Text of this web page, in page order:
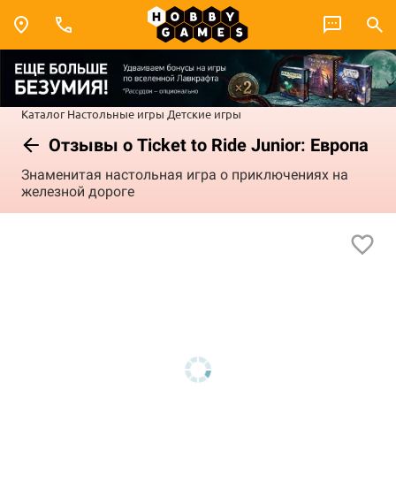
Каталог Настольные игры Детские игры
Отзывы о Ticket to Ride Junior: Европа
Знаменитая настольная игра о приключениях на
железной дороге